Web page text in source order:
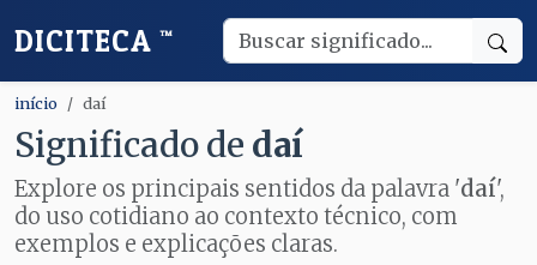
DICITECA ™
início daí
Significado de daí
Explore os principais sentidos da palavra 'daí',
do uso cotidiano ao contexto técnico, com
exemplos e explicações claras.